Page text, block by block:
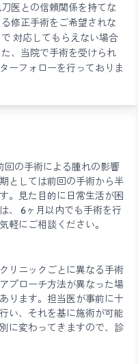
医との信頼関係を持てな
修正手術をご希望されな
対応してもらえない場合
、当院で手術を受けられ
ーフォローを行っておりま
回の手術による腫れの影響
としては前回の手術から半
。見た目的に日常生活が困
、 6ヶ月以内でも手術を行
軽にご相談ください。
リニックごとに異なる手術
プローチ方法が異なった場
ります。担当医が事前に十
い、それを基に施術が可能
に変わってきますので、診